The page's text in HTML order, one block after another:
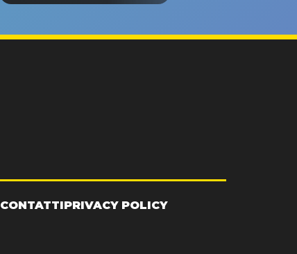
CONTATTIPRIVACY POLICY